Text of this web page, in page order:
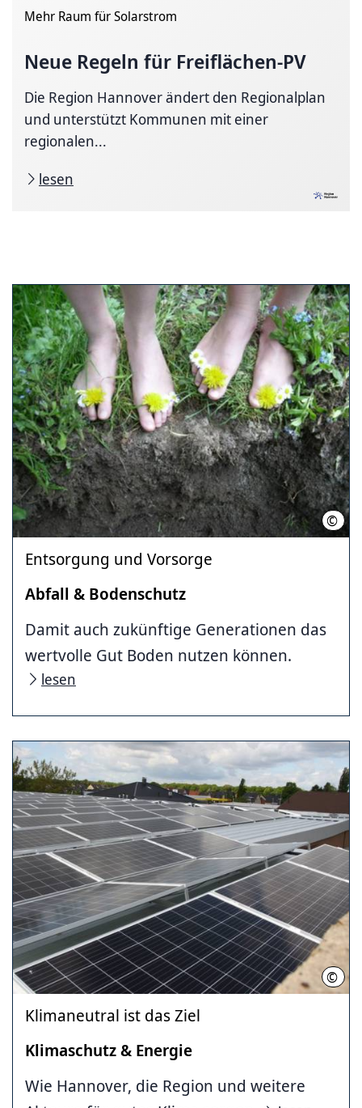
Mehr Raum für Solarstrom
Neue Regeln für Freiflächen-PV
Die Region Hannover ändert den Regionalplan
und unterstützt Kommunen mit einer
regionalen...
lesen
©
Entsorgung und Vorsorge
Abfall & Bodenschutz
Damit auch zukünftige Generationen das
wertvolle Gut Boden nutzen können.
lesen
©
Klimaneutral ist das Ziel
Klimaschutz & Energie
Wie Hannover, die Region und weitere